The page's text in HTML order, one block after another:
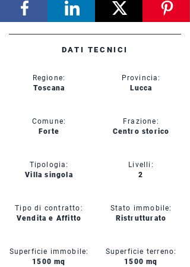
DATI TECNICI
Regione:
Toscana
Comune:
Forte
Tipologia:
Villa singola
Tipo di contratto:
Vendita e Affitto
Superficie immobile:
1500 mq
Provincia:
Lucca
Frazione:
Centro storico
Livelli:
2
Stato immobile:
Ristrutturato
Superficie terreno:
1500 mq